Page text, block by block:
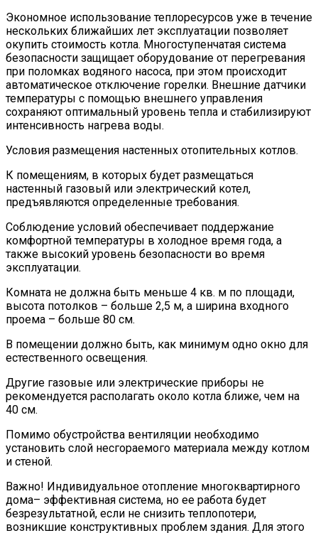
Экономное использование теплоресурсов уже в течение
нескольких ближайших лет эксплуатации позволяет
окупить стоимость котла. Многоступенчатая система
безопасности защищает оборудование от перегревания
при поломках водяного насоса, при этом происходит
автоматическое отключение горелки. Внешние датчики
температуры с помощью внешнего управления
сохраняют оптимальный уровень тепла и стабилизируют
интенсивность нагрева воды.
Условия размещения настенных отопительных котлов.
К помещениям, в которых будет размещаться
настенный газовый или электрический котел,
предъявляются определенные требования.
Соблюдение условий обеспечивает поддержание
комфортной температуры в холодное время года, а
также высокий уровень безопасности во время
эксплуатации.
Комната не должна быть меньше 4 кв. м по площади,
высота потолков – больше 2,5 м, а ширина входного
проема – больше 80 см.
В помещении должно быть, как минимум одно окно для
естественного освещения.
Другие газовые или электрические приборы не
рекомендуется располагать около котла ближе, чем на
40 см.
Помимо обустройства вентиляции необходимо
установить слой несгораемого материала между котлом
и стеной.
Важно! Индивидуальное отопление многоквартирного
дома– эффективная система, но ее работа будет
безрезультатной, если не снизить теплопотери,
возникшие конструктивных проблем здания. Для этого